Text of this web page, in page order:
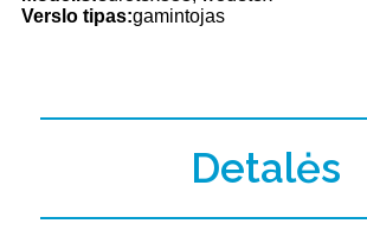
Verslo tipas:gamintojas
Detalės